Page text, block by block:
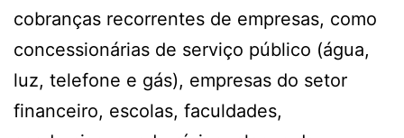
cobranças recorrentes de empresas, como
concessionárias de serviço público (água,
luz, telefone e gás), empresas do setor
financeiro, escolas, faculdades,